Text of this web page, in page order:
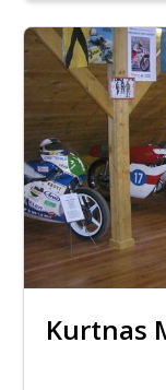
Kurtnas